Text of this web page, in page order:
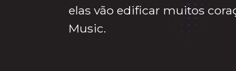
elas vão edificar muitos
Music.